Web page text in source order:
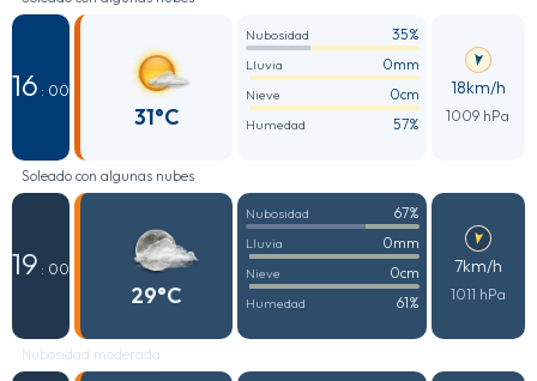
16 : 00
31°C
Nubosidad 35%
Lluvia 0mm
Nieve 0cm
Humedad 57%
18km/h
1009 hPa
Soleado con algunas nubes
19 : 00
29°C
Nubosidad 67%
Lluvia 0mm
Nieve 0cm
Humedad 61%
7km/h
1011 hPa
Nubosidad moderada